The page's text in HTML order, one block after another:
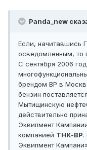
Panda_new
Если, начитавшись
осведомленным, то
С сентября 2006
брендом ВР в
бензин
Мытищинскую
действительно
Эквипмент
компанией ТНК-ВР.
Эквипмент